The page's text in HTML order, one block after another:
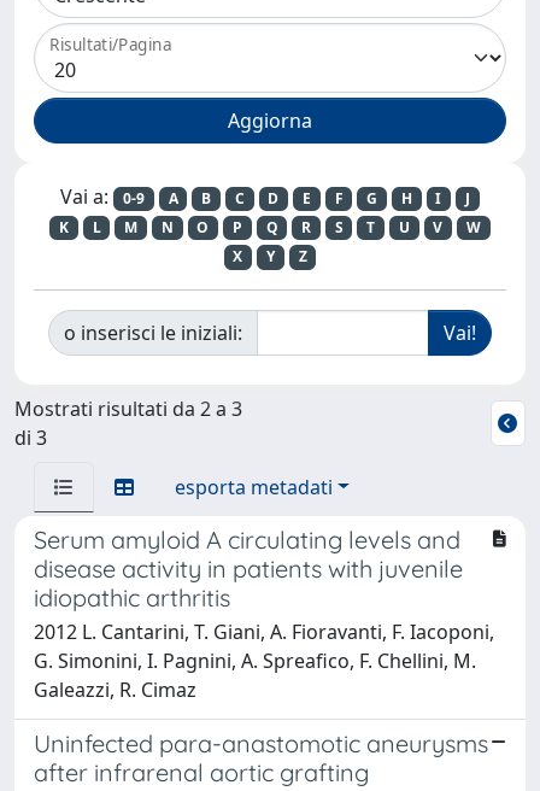
Risultati/Pagina
Vai a: 0-9 A B C D E F G H I
J
K
L M N O P Q R S T U V
W
X
Y Z
o inserisci le iniziali:
Mostrati risultati da 2 a 3
di 3
esporta metadati
Serum amyloid A circulating levels and
disease activity in patients with juvenile
idiopathic arthritis
2012 L. Cantarini, T. Giani, A. Fioravanti, F. Iacoponi,
G. Simonini, I. Pagnini, A. Spreafico, F. Chellini, M.
Galeazzi, R. Cimaz
Uninfected para-anastomotic aneurysms
after infrarenal aortic grafting